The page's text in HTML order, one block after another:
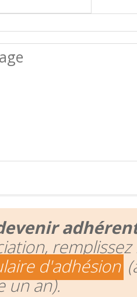
remplissez
d'adhésion
un an).